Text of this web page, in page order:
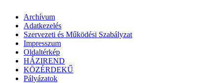
Archívum
Adatkezelés
Szervezeti és Működési Szabályzat
Impresszum
Oldaltérkép
HÁZIREND
KÖZÉRDEKŰ
Pályázatok